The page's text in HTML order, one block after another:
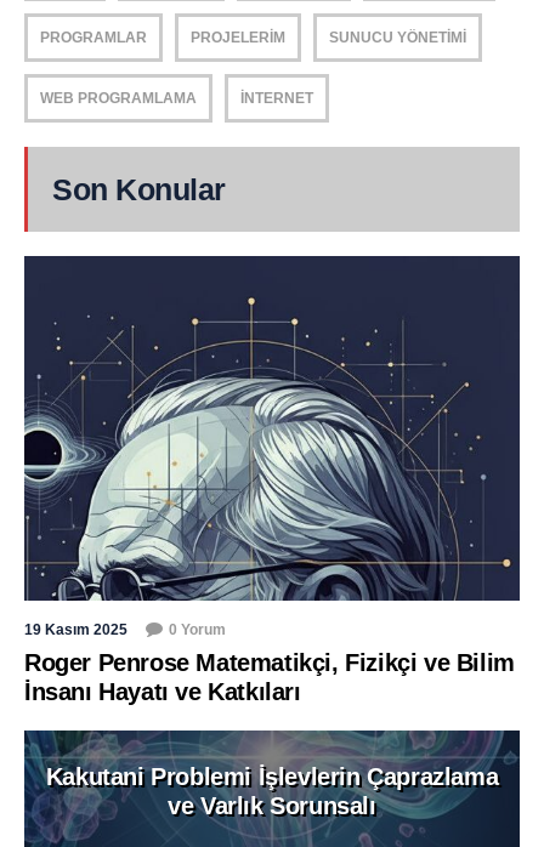
PROGRAMLAR PROJELERIM SUNUCU YÖNETIMI
WEB PROGRAMLAMA İNTERNET
Son Konular
19 Kasım 2025 0 Yorum
Roger Penrose Matematikçi, Fizikçi ve Bilim
İnsanı Hayatı ve Katkıları
Kakutani Problemi İşlevlerin Çaprazlama
ve Varlık Sorunsalı